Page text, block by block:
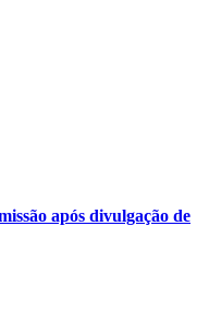
após divulgação de